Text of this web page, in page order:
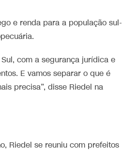
e renda para a população sul-
com a segurança jurídica e
E vamos separar o que é
precisa”, disse Riedel na
Riedel se reuniu com prefeitos